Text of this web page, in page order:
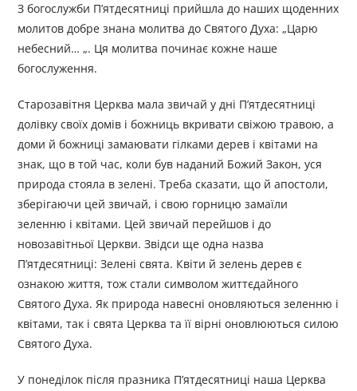
З богослужби П’ятдесятниці прийшла до наших щоденних
молитов добре знана молитва до Святого Духа: „Царю
небесний… „. Ця молитва починає кожне наше
богослуження.
Старозавітня Церква мала звичай у дні П’ятдесятниці
долівку своїх домів і божниць вкривати свіжою травою, а
доми й божниці замаювати гілками дерев і квітами на
знак, що в той час, коли був наданий Божий Закон, уся
природа стояла в зелені. Треба сказати, що й апостоли,
зберігаючи цей звичай, і свою горницю замаїли
зеленню і квітами. Цей звичай перейшов і до
новозавітньої Церкви. Звідси ще одна назва
П’ятдесятниці: Зелені свята. Квіти й зелень дерев є
ознакою життя, тож стали символом життєдайного
Святого Духа. Як природа навесні оновляються зеленню і
квітами, так і свята Церква та її вірні оновлюються силою
Святого Духа.
У понеділок після празника П’ятдесятниці наша Церква